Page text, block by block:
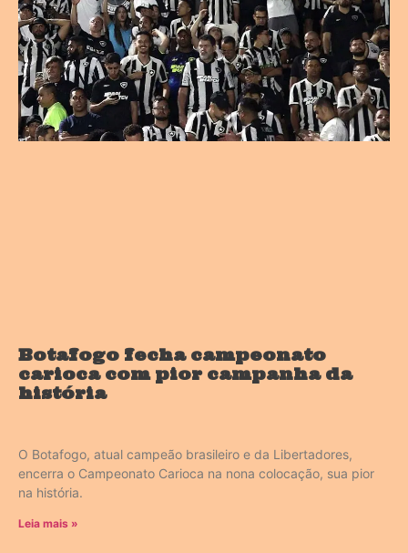
Botafogo fecha campeonato
carioca com pior campanha da
história
O Botafogo, atual campeão brasileiro e da Libertadores,
encerra o Campeonato Carioca na nona colocação, sua pior
na história.
Leia mais »